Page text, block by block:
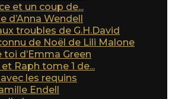
et un coup de...
d’Anna Wendell
troubles de G.H.David
de Noël de Lili Malone
d’Emma Green
Raph tome 1 de...
les requins
Endell